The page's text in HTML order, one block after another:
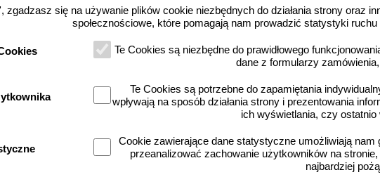
zgadzasz się na używanie plików cookie niezbędnych do działania strony oraz
społecznościowe, które pomagają nam prowadzić statystyki ruchu
Te Cookies są niezbędne do prawidłowego
dane z formularzy
Te Cookies są potrzebne do zapamiętania
wpływają na sposób działania strony i prezentowania
ich wyświetlania, czy
Cookie zawierające dane statystyczne umożliwiają
przeanalizować zachowanie użytkowników na
najbardziej
-
PC400
PC400
16,29 zł netto
do koszyka
PC512
zabronione - znak
16,29 zł netto
do koszyka